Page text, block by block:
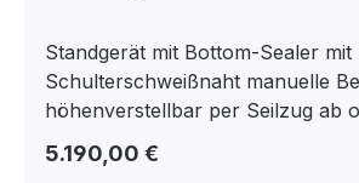
Standgerät mit Bottom-Sealer mit
Schulterschweißnaht manuelle
höhenverstellbar per Seilzug ab
Schweißnaht von 450- 1.450 mm
Regulärer Preis:
5.190,00 €